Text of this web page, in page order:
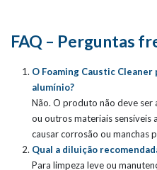
FAQ – Perguntas
O Foaming Caustic
alumínio?
Não. O produto não deve ser
ou outros materiais sensíveis
causar corrosão ou manchas
Qual a diluição
Para limpeza leve ou